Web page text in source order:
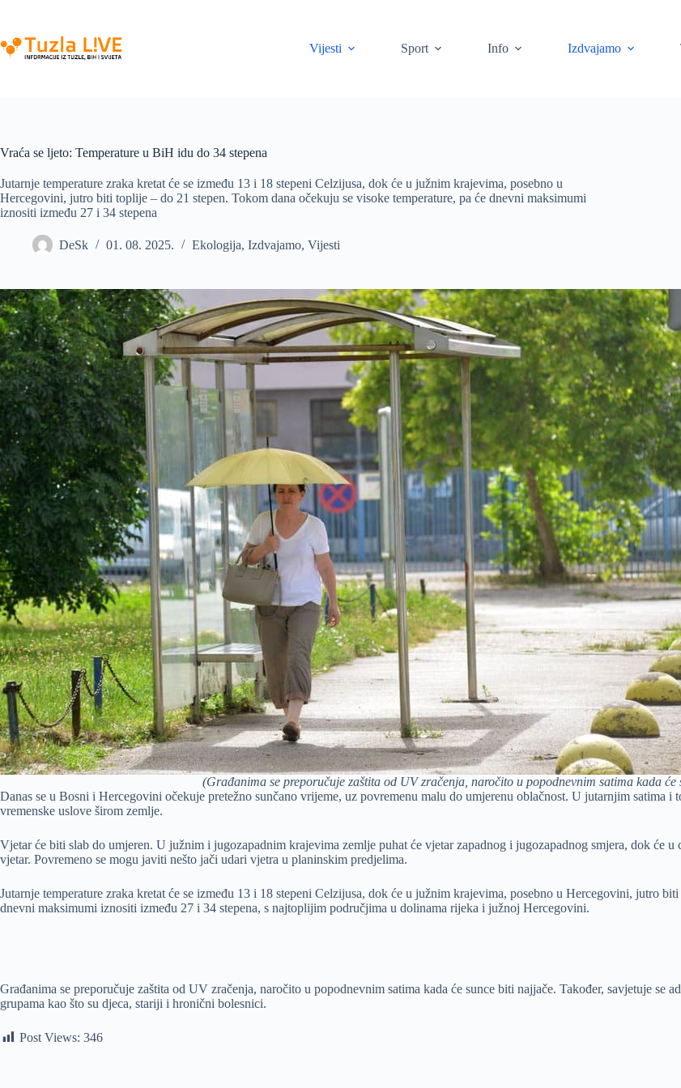
content
Vijesti
Sport Info Izdvajamo
Vraća se ljeto: Temperature u BiH idu do 34 stepena
Jutarnje temperature zraka kretat će se između 13 i 18 stepeni Celzijusa, dok će u južnim krajevima, posebno u
Hercegovini, jutro biti toplije – do 21 stepen. Tokom dana očekuju se visoke temperature, pa će dnevni maksimumi
iznositi između 27 i 34 stepena
DeSk 01. 08. 2025. Ekologija, Izdvajamo, Vijesti
(Građanima se preporučuje zaštita od UV zračenja, naročito u popodnevnim satima kada
Danas se u Bosni i Hercegovini očekuje pretežno sunčano vrijeme, uz povremenu malu do umjerenu oblačnost. U jutarnjim satima
vremenske uslove širom zemlje.
Vjetar će biti slab do umjeren. U južnim i jugozapadnim krajevima zemlje puhat će vjetar zapadnog i jugozapadnog smjera, dok će
vjetar. Povremeno se mogu javiti nešto jači udari vjetra u planinskim predjelima.
Jutarnje temperature zraka kretat će se između 13 i 18 stepeni Celzijusa, dok će u južnim krajevima, posebno u Hercegovini, jutro
dnevni maksimumi iznositi između 27 i 34 stepena, s najtoplijim područjima u dolinama rijeka i južnoj Hercegovini.
Građanima se preporučuje zaštita od UV zračenja, naročito u popodnevnim satima kada će sunce biti najjače. Također, savjetuje se
grupama kao što su djeca, stariji i hronični bolesnici.
Post Views: 346